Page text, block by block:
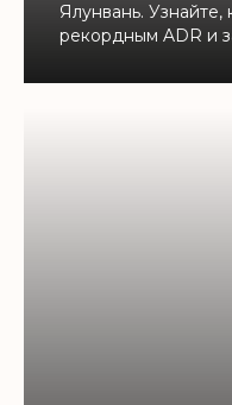
Ялунвань. Узнайте,
рекордным ADR и